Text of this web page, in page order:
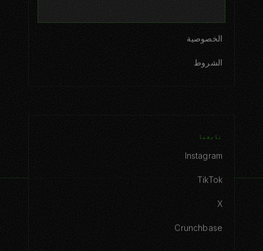
الخصوصية
الشروط
تابعنا
Instagram
TikTok
X
Crunchbase